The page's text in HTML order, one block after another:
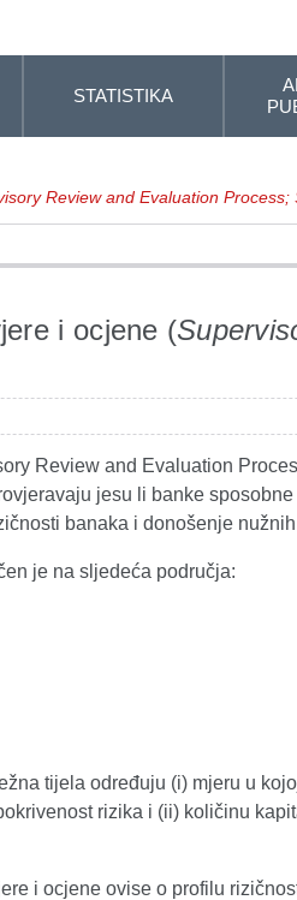
STATISTIKA
Review and Evaluation Process;
i ocjene (
Review and Evaluation
jesu li banke
banaka i donošenje
je na sljedeća područja:
tijela određuju (i) mjeru u
rizika i (ii) količinu
i ocjene ovise o profilu